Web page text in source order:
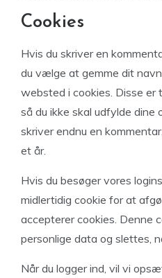
Cookies
Hvis du skriver en
du vælge at gemme dit
websted i cookies. Disse er
så du ikke skal udfylde dine
skriver endnu en
et år.
Hvis du besøger vores
midlertidig cookie for at
accepterer cookies. Denne
personlige data og slettes,
Når du logger ind, vil vi